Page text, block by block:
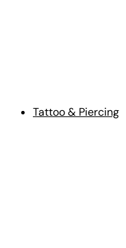
Tattoo & Piercing